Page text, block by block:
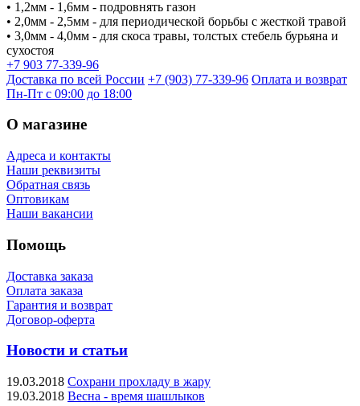
• 1,2мм - 1,6мм - подровнять газон
• 2,0мм - 2,5мм - для периодической борьбы с жесткой травой
• 3,0мм - 4,0мм - для скоса травы, толстых стебель бурьяна и
сухостоя
+7 903 77-339-96
Доставка по всей России +7 (903) 77-339-96 Оплата и возврат
Пн-Пт с 09:00 до 18:00
О магазине
Адреса и контакты
Наши реквизиты
Обратная связь
Оптовикам
Наши вакансии
Помощь
Доставка заказа
Оплата заказа
Гарантия и возврат
Договор-оферта
Новости и статьи
19.03.2018 Сохрани прохладу в жару
19.03.2018 Весна - время шашлыков